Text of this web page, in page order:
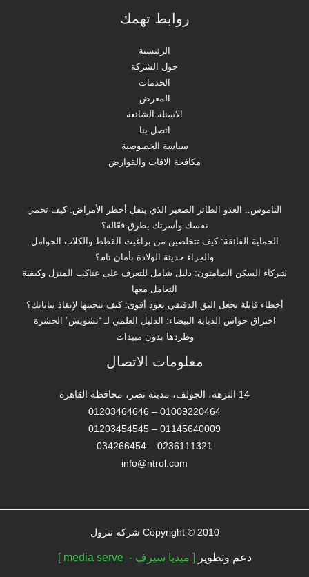
روابط تهمك
الرئيسية
حول الشركة
الخدمات
المعرض
الاسئلة الشائعة
اتصل بنا
سياسة الخصوصية
مكافحة الافات والقوارض
الناموس.. العدو الطائر الصغير الذي ينقل أخطر الأمراض: كيف تحمي
نفسك وأسرتك بطرق فعّالة؟
الحماية الفائقة: كيف تتخلصين من براغيث القطط والكلاب الحوامل
والجراء حديثة الولادة بأمان تام؟
شركاء السكن الصامتون: دليل شامل للتعرف على عناكب المنزل وكيفية
التعامل معها
أخطاء قاتلة تجعل البق الدقيقي يعود أقوى: كيف تتجنبها لإنقاذ نباتاتك؟
اختراق حواس الذبابة البيضاء: الدليل العلمي لـ “تشويش” الحشرة
وطردها بدون مبيدات
معلومات الاتصال
14 النزهة، الجولف، مدينة نصر، محافظة القاهرة‬
01009220464 – 01203464646
01145640009 – 01203454545
0236111321 – 034266454
info@ntrol.com
Copyright © 2010 شركة نترول
دعم وتطوير [ ميديا سيرف - media serve ]